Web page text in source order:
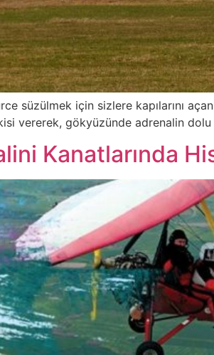
süzülmek için sizlere kapılarını
vererek, gökyüzünde adrenalin dolu
Kanatlarında